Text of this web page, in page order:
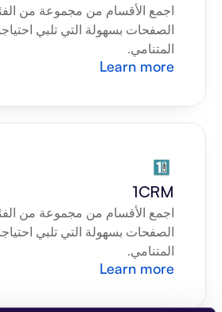
المتنامي.
Learn more
1CRM
المتنامي.
Learn more